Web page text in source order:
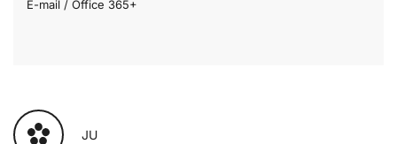
E-mail / Office 365+
JU